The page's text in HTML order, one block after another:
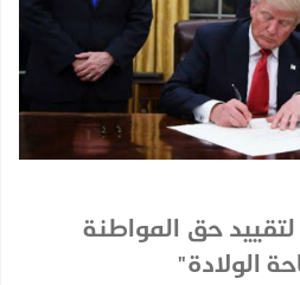
حق المواطنة
الولادة"